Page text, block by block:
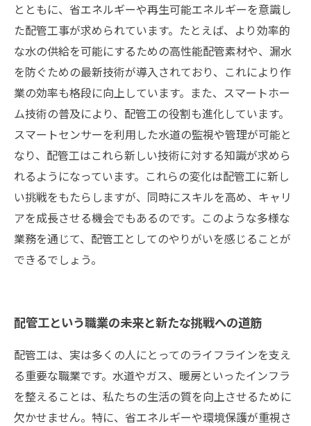
とともに、省エネルギーや再生可能エネルギーを意識し
た配管工事が求められています。たとえば、より効率的
な水の供給を可能にするための高性能配管素材や、漏水
を防ぐための最新技術が導入されており、これにより作
業の効率も格段に向上しています。また、スマートホー
ム技術の普及により、配管工の役割も進化しています。
スマートセンサーを利用した水道の監視や管理が可能と
なり、配管工はこれら新しい技術に対する知識が求めら
れるようになっています。これらの変化は配管工に新し
い挑戦をもたらしますが、同時にスキルを高め、キャリ
アを成長させる機会でもあるのです。このような多様な
業務を通じて、配管工としてのやりがいを感じることが
できるでしょう。
配管工という職業の未来と新たな挑戦への道筋
配管工は、実は多くの人にとってのライフラインを支え
る重要な職業です。水道やガス、暖房といったインフラ
を整えることは、私たちの生活の質を向上させるために
欠かせません。特に、省エネルギーや環境保護が重視さ